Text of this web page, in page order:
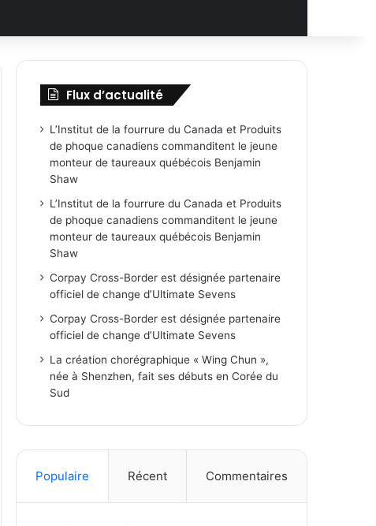
Flux d’actualité
L’Institut de la fourrure du Canada et Produits
de phoque canadiens commanditent le jeune
monteur de taureaux québécois Benjamin
Shaw
L’Institut de la fourrure du Canada et Produits
de phoque canadiens commanditent le jeune
monteur de taureaux québécois Benjamin
Shaw
Corpay Cross-Border est désignée partenaire
officiel de change d’Ultimate Sevens
Corpay Cross-Border est désignée partenaire
officiel de change d’Ultimate Sevens
La création chorégraphique « Wing Chun »,
née à Shenzhen, fait ses débuts en Corée du
Sud
Populaire Récent Commentaires